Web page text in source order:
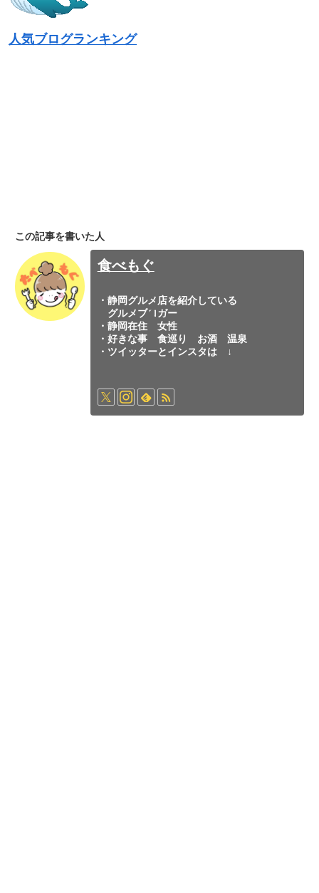
人気ブログランキング
この記事を書いた人
食べもぐ
・静岡グルメ店を紹介している
グルメブロガー
・静岡在住 女性
・好きな事 食巡り お酒 温泉
・ツイッターとインスタは ↓